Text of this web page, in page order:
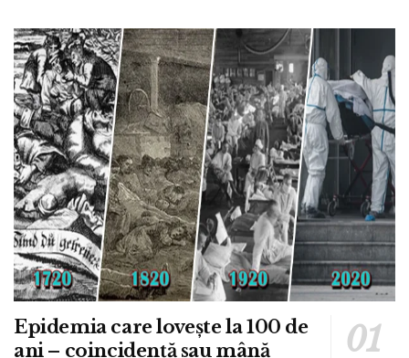
Epidemia care lovește la 100 de
ani – coincidență sau mână